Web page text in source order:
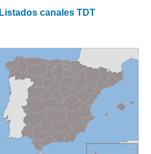
Listados canales TDT